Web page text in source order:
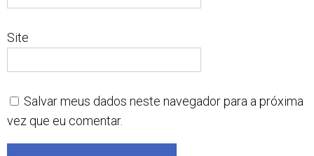
Site
Salvar meus dados neste navegador para a próxima
vez que eu comentar.